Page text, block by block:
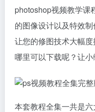
photoshop视频教学课
的图像设计以及特效
让您的修图技术大幅
哪里可以下载呢？让小
本套教程全集一共是